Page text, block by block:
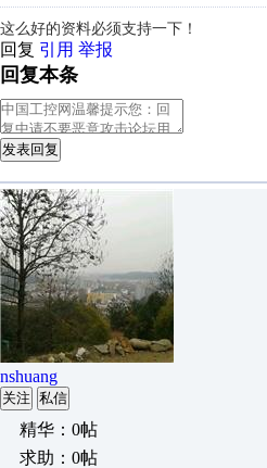
这么好的资料必须支持一下！
回复 引用 举报
回复本条
发表回复
nshuang
关注 私信
精华：0帖
求助：0帖